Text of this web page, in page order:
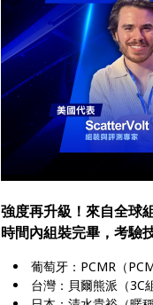
強度再升級！來自全球
時間內組裝完畢，考驗
葡萄牙：PCMR（
台灣：貝爾熊派（3C